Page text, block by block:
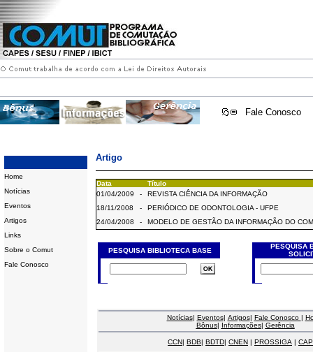
Fale Conosco
Home
Notícias
Eventos
Artigos
Links
Sobre o Comut
Fale Conosco
Artigo
Data
Título
01/04/2009
-
REVISTA CIÊNCIA DA INFORMAÇÃO
18/11/2008
-
PERIÓDICO DE ODONTOLOGIA - UFPE
24/04/2008
- MODELO DE GESTÃO DA INFORMAÇÃO DO
PESQUISA BIBLIOTECA BASE
PESQUISA
Notícias| Eventos| Artigos| Fale Conosco |
Bônus| Informações| Gerência
CCN| BDB| BDTD| CNEN | PROSSIGA |